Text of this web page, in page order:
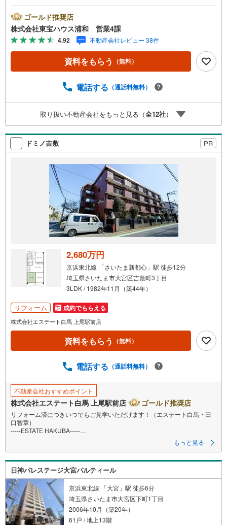
宮駅歩16分お問合せでもれなく「住宅ローン講座」プレゼ
ント！営業時間:7:00～22:00（年中無休）こちらの時間帯
はお電話でのお問い合わせがスムーズにご案内できますぜ
ひお気軽にご連絡下さい！東宝ハウスライフソリューショ
ンズグループ 東宝ハウス浦和 特別提携金利〔一例〕東
宝ハウス浦和の住宅ローン■変動金利全期間引下げプラン⇒
金利1.275％の比較借入金4000万円返済期間35年の総返済
あります）◇TOHO HOUSE CLUBで生涯の安心をお届け◇
東宝ハウスのライフパートナーが直接ご対応ライフプラン
ニング、かけつけサポート、<…
ゴールド推奨店
株式会社東宝ハウス浦和 営業4課
4.92 不動産会社レビュー 38件
資料をもらう （無料）
電話する （通話料無料）
取り扱い不動産会社をもっと見る（全12社）
ドミノ吉敷 PR
2,680万円
京浜東北線 「さいたま新都心」駅 徒歩12分
埼玉県さいたま市大宮区吉敷町3丁目
3LDK / 1982年11月（築44年）
リフォーム 成約でもらえる
株式会社エステート白馬 上尾駅前店
資料をもらう （無料）
電話する （通話料無料）
不動産会社おすすめポイント
株式会社エステート白馬 上尾駅前店 ゴールド推奨店
リフォーム済につきいつでもご見学いただけます！（エステート白馬・田
口智章）
-----ESTATE HAKUBA-----
◆大宮駅、南浦和駅、東大宮駅、上尾駅など打合せのお店を指定可能！お
◆当日のご見学もお任せください！お客様のご都合に合わせて鍵の手配を
致します。
◆駅やご自宅への送迎も承ります！ご見学前後にご予定を入れられます。
◆FP相談が無料で何度でもご利用可能です！客観的な視点から資金計画を
検証できます。
◆年中無休、いつでもお客様の第一歩に即対応します！平日休みの方や夕
方以降のご見学も対応可能です。
◆火災保険は団体割引、お引越しは提携割引あり！鍵引渡し後のスムーズ
なお引っ越し手順をご説明致します。
もっと見る
日神パレステージ大宮パルティール
京浜東北線 「大宮」駅 徒歩6分
埼玉県さいたま市大宮区下町1丁目
2006年10月（築20年）
61戸 / 地上13階